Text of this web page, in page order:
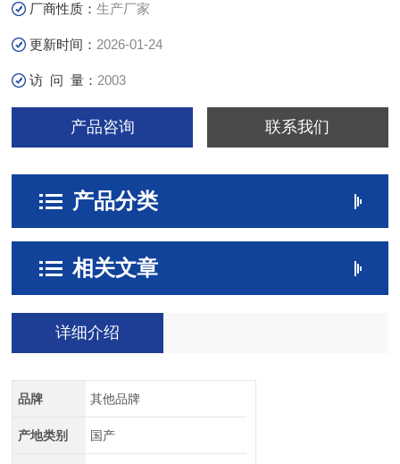
厂商性质：生产厂家
更新时间： 2026-01-24
访 问 量： 2003
产品咨询 联系我们
产品分类
相关文章
详细介绍
品牌 其他品牌
产地类别 国产